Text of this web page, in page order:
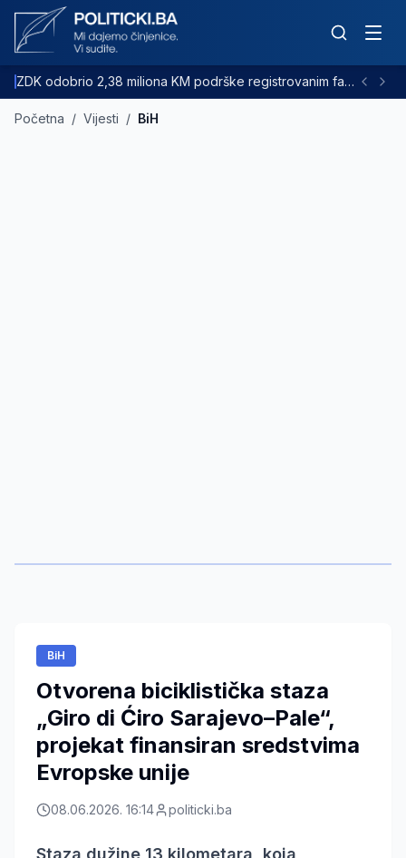
ZDK odobrio 2,38 miliona KM podrške registrovanim farmama goveda
Početna / Vijesti / BiH
BiH
Otvorena biciklistička staza
„Giro di Ćiro Sarajevo–Pale“,
projekat finansiran sredstvima
Evropske unije
08.06.2026. 16:14 politicki.ba
Staza dužine 13 kilometara, koja